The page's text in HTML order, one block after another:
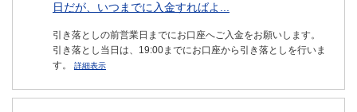
日だが、いつまでに入金すればよ...
引き落としの前営業日までにお口座へご入金をお願いします。
引き落とし当日は、19:00までにお口座から引き落としを行いま
す。
詳細表示